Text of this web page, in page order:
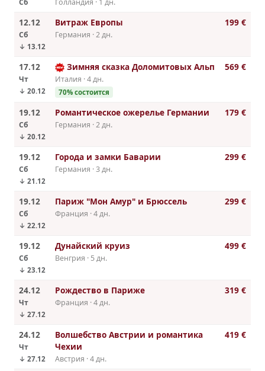
12.12
Сб
↓ 13.12
Витраж Европы
Германия · 2 дн.
199 €
17.12
Чт
↓ 20.12
Зимняя сказка Доломитовых Альп
Италия · 4 дн.
70% состоится
569 €
19.12
Сб
↓ 20.12
Романтическое ожерелье Германии
Германия · 2 дн.
179 €
19.12
Сб
↓ 21.12
Города и замки Баварии
Германия · 3 дн.
299 €
19.12
Сб
↓ 22.12
Париж "Мон Амур" и Брюссель
Франция · 4 дн.
299 €
19.12
Сб
↓ 23.12
Дунайский круиз
Венгрия · 5 дн.
499 €
24.12
Чт
↓ 27.12
Рождество в Париже
Франция · 4 дн.
319 €
24.12
Чт
↓ 27.12
Волшебство Австрии и романтика
Чехии
Австрия · 4 дн.
419 €